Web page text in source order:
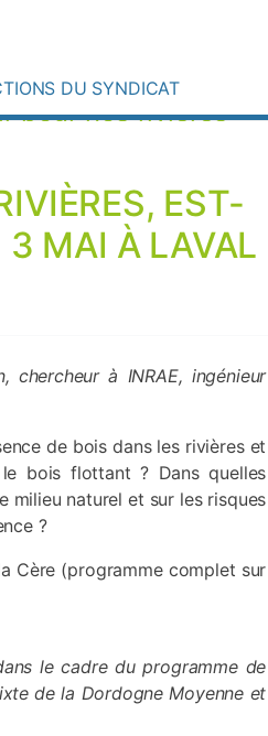
pour nos rivières
DU SYNDICAT
EST-
3 MAI À LAVAL
chercheur à INRAE, ingénieur
de bois dans les rivières et
bois flottant ? Dans quelles
milieu naturel et sur les risques
?
Cère (programme complet sur
le cadre du programme de
de la Dordogne Moyenne et